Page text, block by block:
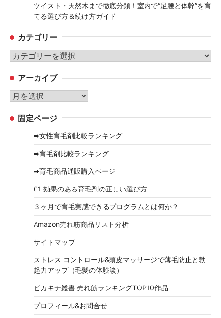
ツイスト・天然木まで徹底分類！室内で“足腰と体幹”を育
てる選び方＆続け方ガイド
カテゴリー
カ
ゴ
リ
ー
アーカイブ
ア
カ 固定ページ
➡女性育毛剤比較ランキング
➡育毛剤比較ランキング
➡育毛商品通販購入ページ
01 効果のある育毛剤の正しい選び方
３ヶ月で育毛実感できるプログラムとは何か？
Amazon売れ筋商品リスト分析
サイトマップ
ストレス コントロール&頭皮マッサージで薄毛防止と勃
起力アップ（毛髪の体験談）
ピカキチ叢書 売れ筋ランキングTOP10作品
プロフィール&お問合せ